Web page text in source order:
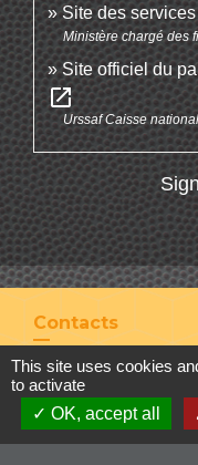
Site des
Ministère chargé des
Site officiel du
open_in_new
Urssaf Caisse
Contacts
Commune de
154, route de Roanne
42123 Cordelle -
+33 4 77 64 90 12
This site uses cookies
to activate
OK, accept all